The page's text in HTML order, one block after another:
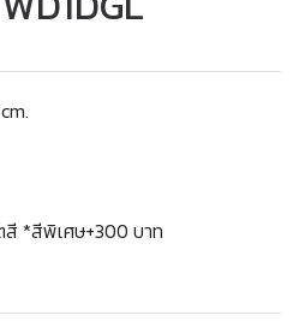
สี *สีพิเศษ+300 บาท